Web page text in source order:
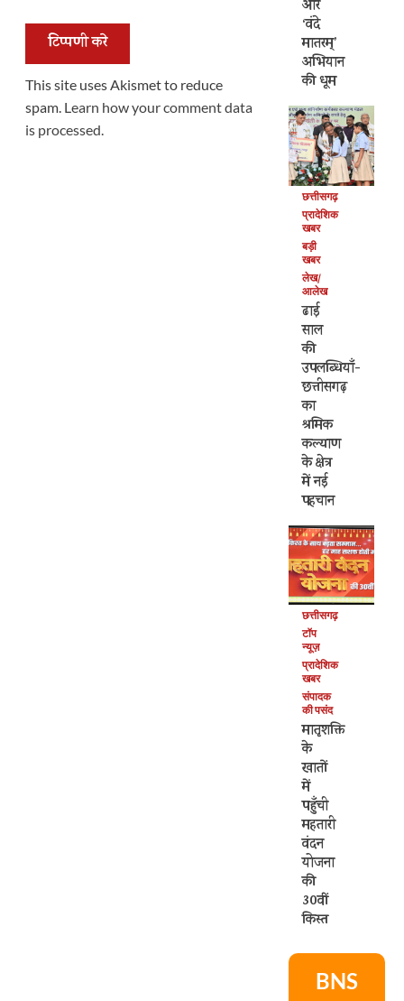
This site uses Akismet to reduce
spam. Learn how your comment data
is processed.
और
‘वंदे
मातरम्’
अभियान
की धूम
छत्तीसगढ़
प्रादेशिक
खबर
बड़ी
खबर
लेख/
आलेख
ढाई
साल
की
उपलब्धियाँ-
छत्तीसगढ़
का
श्रमिक
कल्याण
के क्षेत्र
में नई
पहचान
छत्तीसगढ़
टॉप
न्यूज़
प्रादेशिक
खबर
संपादक
की पसंद
मातृशक्ति
के
खातों
में
पहुँची
महतारी
वंदन
योजना
की
30वीं
किस्त
BNS